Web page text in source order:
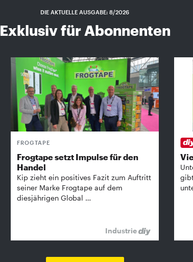
DIE AKTUELLE AUSGABE: 8/2026
Exklusiv für Abonnenten
FROGTAPE
Frogtape setzt Impulse für den
Handel
Kip zieht ein positives Fazit zum Auftritt
seiner Marke Frogtape auf dem
diesjährigen Global …
Industrie